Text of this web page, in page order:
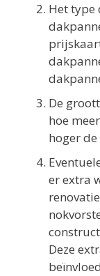
Het type
De
hoe
hoger
er extra
Deze